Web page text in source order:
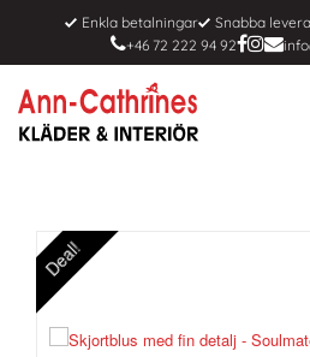
+46 72 222 94 92
Enkla betalningar Snabba
Deal!